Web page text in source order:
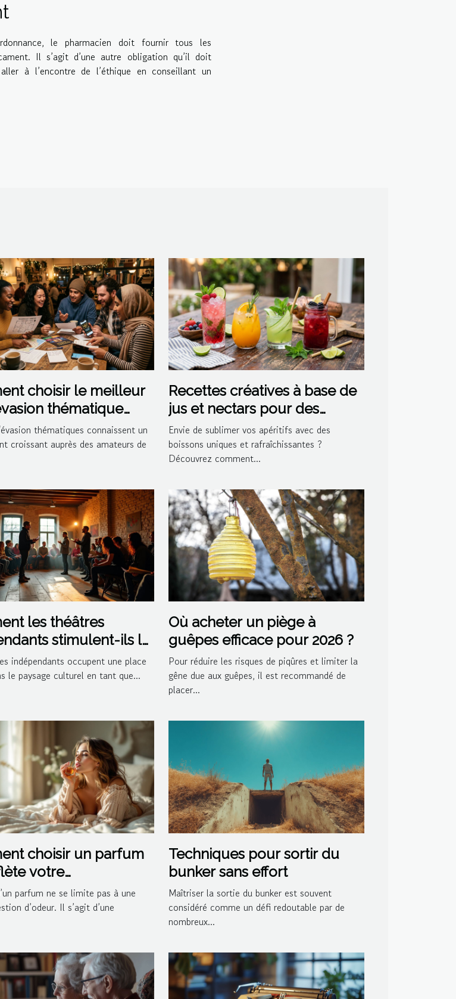
le pharmacien doit fournir tous les
Il s’agit d’une autre obligation qu’il doit
à l’encontre de l’éthique en conseillant un
choisir le meilleur
thématique
prochaine sortie ?
thématiques connaissent un
croissant auprès des amateurs de
Recettes créatives à base de
jus et nectars pour des
cocktails maison
Envie de sublimer vos apéritifs avec des
boissons uniques et rafraîchissantes ?
Découvrez comment...
les théâtres
stimulent-ils la
culturelle ?
indépendants occupent une place
le paysage culturel en tant que...
Où acheter un piège à
guêpes efficace pour 2026 ?
Pour réduire les risques de piqûres et limiter la
gêne due aux guêpes, il est recommandé de
placer...
choisir un parfum
votre
parfum ne se limite pas à une
d’odeur. Il s’agit d’une
Techniques pour sortir du
bunker sans effort
Maîtriser la sortie du bunker est souvent
considéré comme un défi redoutable par de
nombreux...